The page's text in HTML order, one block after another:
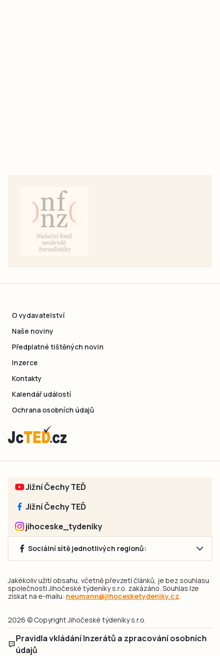
O vydavatelství
Naše noviny
Předplatné tištěných novin
Inzerce
Kontakty
Kalendář událostí
Ochrana osobních údajů
Jižní Čechy TEĎ
Jižní Čechy TEĎ
jihoceske_tydeniky
Sociální sítě jednotlivých regionů:
Jakékoliv užití obsahu, včetně převzetí článků, je bez souhlasu
společnosti Jihočeské týdeníky s.r.o. zakázáno. Souhlas lze
získat na e-mailu: neumann@jihocesketydeniky.cz
2026 © Copyright Jihočeské týdeníky s.r.o.
Pravidla vkládání Inzerátů a zpracování osobních
údajů